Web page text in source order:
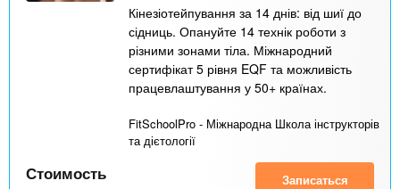
Кінезіотейпування за 14 днів: від шиї до
сідниць. Опануйте 14 технік роботи з
різними зонами тіла. Міжнародний
сертифікат 5 рівня EQF та можливість
працевлаштування у 50+ країнах.
FitSchoolPro - Міжнародна Школа інструкторів
та дієтології
Стоимость Записаться